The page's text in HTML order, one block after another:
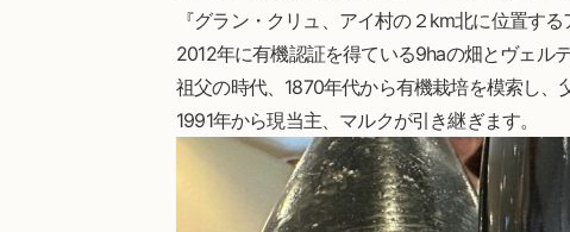
『グラン・クリュ、アイ村の２km北に位置す
2012年に有機認証を得ている9haの畑とヴェル
祖父の時代、1870年代から有機栽培を模索し、
1991年から現当主、マルクが引き継ぎます。